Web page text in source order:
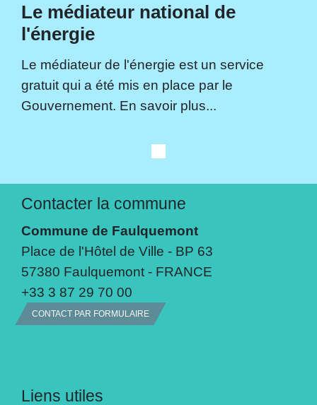
Le médiateur national de
l'énergie
Le médiateur de l'énergie est un service
gratuit qui a été mis en place par le
Gouvernement. En savoir plus...
Contacter la commune
Commune de Faulquemont
Place de l'Hôtel de Ville - BP 63
57380 Faulquemont - FRANCE
+33 3 87 29 70 00
CONTACT PAR FORMULAIRE
Liens utiles